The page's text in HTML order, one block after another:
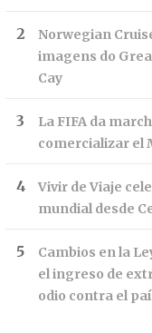
Norwegian
imagens do
Cay
La FIFA da
comercializar el
Vivir de Viaje
mundial desde
Cambios en la
el ingreso de
odio contra el